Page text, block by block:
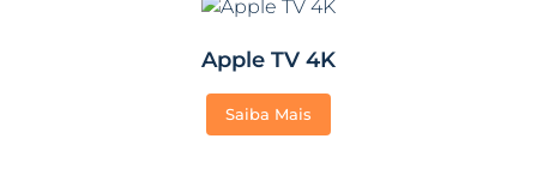
Apple TV 4K
Saiba Mais